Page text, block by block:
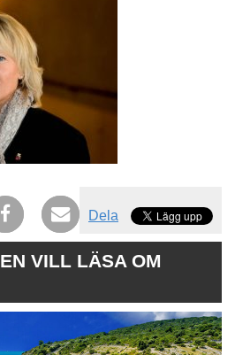
Dela
VILL LÄSA OM